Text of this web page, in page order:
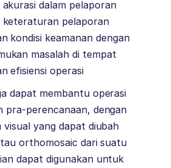
dalam pelaporan
keteraturan pelaporan
kondisi keamanan dengan
masalah di tempat
efisiensi operasi
dapat membantu operasi
pra-perencanaan, dengan
visual yang dapat diubah
orthomosaic dari suatu
dapat digunakan untuk